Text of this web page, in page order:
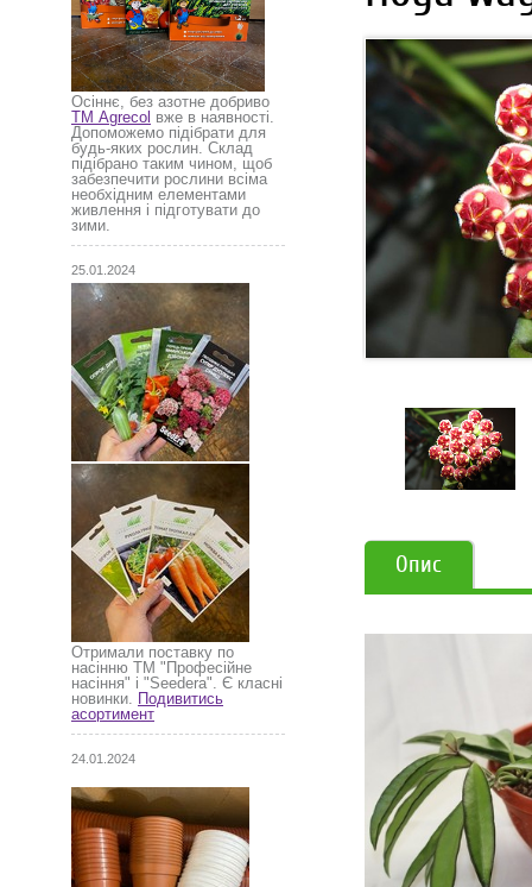
Осіннє, без азотне добриво
ТМ Agrecol вже в наявності.
Допоможемо підібрати для
будь-яких рослин. Склад
підібрано таким чином, щоб
забезпечити рослини всіма
необхідним елементами
живлення і підготувати до
зими.
25.01.2024
Отримали поставку по
насінню ТМ "Професійне
насіння" і "Seedera". Є класні
новинки. Подивитись
асортимент
24.01.2024
Опис